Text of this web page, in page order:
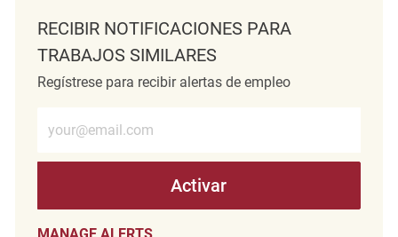
RECIBIR NOTIFICACIONES PARA
TRABAJOS SIMILARES
Regístrese para recibir alertas de empleo
Activar
MANAGE ALERTS